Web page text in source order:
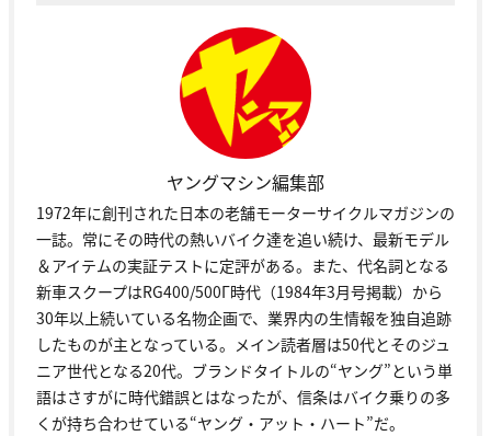
ヤングマシン編集部
1972年に創刊された日本の老舗モーターサイクルマガジンの
一誌。常にその時代の熱いバイク達を追い続け、最新モデル
＆アイテムの実証テストに定評がある。また、代名詞となる
新車スクープはRG400/500Γ時代（1984年3月号掲載）から
30年以上続いている名物企画で、業界内の生情報を独自追跡
したものが主となっている。メイン読者層は50代とそのジュ
ニア世代となる20代。ブランドタイトルの“ヤング”という単
語はさすがに時代錯誤とはなったが、信条はバイク乗りの多
くが持ち合わせている“ヤング・アット・ハート”だ。